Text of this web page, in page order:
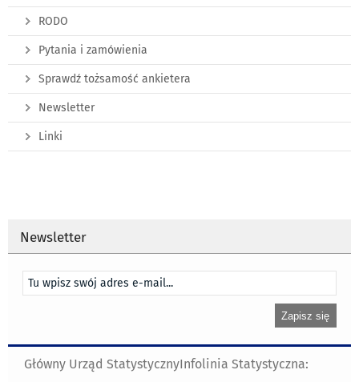
RODO
Pytania i zamówienia
Sprawdź tożsamość ankietera
Newsletter
Linki
Newsletter
Główny Urząd StatystycznyInfolinia Statystyczna: